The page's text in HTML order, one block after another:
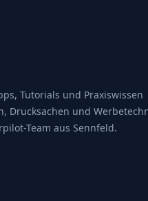
Tutorials und Praxiswissen
Drucksachen und
Team aus Sennfeld.